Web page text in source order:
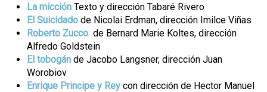
La micción Texto y dirección Tabaré Rivero
El Suicidado de Nicolai Erdman, dirección Imilce Viñas
Roberto Zucco de Bernard Marie Koltes, dirección
Alfredo Goldstein
El tobogán de Jacobo Langsner, dirección Juan
Worobiov
Enrique Principe y Rey con dirección de Hector Manuel